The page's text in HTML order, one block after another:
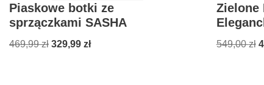
Piaskowe botki ze
sprzączkami SASHA
469,99zł 329,99 zł
Zielone
549,00zł